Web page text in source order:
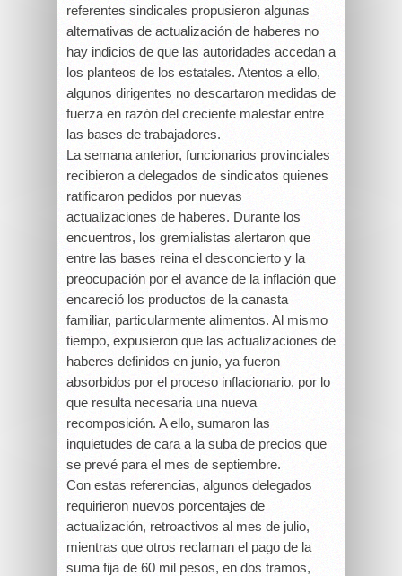
referentes sindicales propusieron algunas
alternativas de actualización de haberes no
hay indicios de que las autoridades accedan a
los planteos de los estatales. Atentos a ello,
algunos dirigentes no descartaron medidas de
fuerza en razón del creciente malestar entre
las bases de trabajadores.
La semana anterior, funcionarios provinciales
recibieron a delegados de sindicatos quienes
ratificaron pedidos por nuevas
actualizaciones de haberes. Durante los
encuentros, los gremialistas alertaron que
entre las bases reina el desconcierto y la
preocupación por el avance de la inflación que
encareció los productos de la canasta
familiar, particularmente alimentos. Al mismo
tiempo, expusieron que las actualizaciones de
haberes definidos en junio, ya fueron
absorbidos por el proceso inflacionario, por lo
que resulta necesaria una nueva
recomposición. A ello, sumaron las
inquietudes de cara a la suba de precios que
se prevé para el mes de septiembre.
Con estas referencias, algunos delegados
requirieron nuevos porcentajes de
actualización, retroactivos al mes de julio,
mientras que otros reclaman el pago de la
suma fija de 60 mil pesos, en dos tramos,